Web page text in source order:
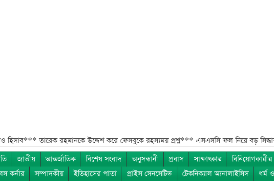
তারেক রহমানকে উদ্দেশ করে ফেসবুকে রহস্যময় প্রশ্ন*** এসএসসি ফল নিয়ে বড় সিদ্ধান্ত আসছে
জাতীয় আন্তর্জাতিক বিশেষ সংবাদ অনুসন্ধানী প্রবাস সাক্ষাৎকার
কর্নার সম্পাদকীয় ইতিহাসের পাতা প্রাইস সেনসেটিভ টেকনিক্যাল অ্যনালাইসিস ধর্ম